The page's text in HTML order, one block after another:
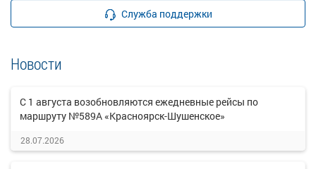
Служба поддержки
Новости
С 1 августа возобновляются ежедневные рейсы по
маршруту №589А «Красноярск-Шушенское»
28.07.2026